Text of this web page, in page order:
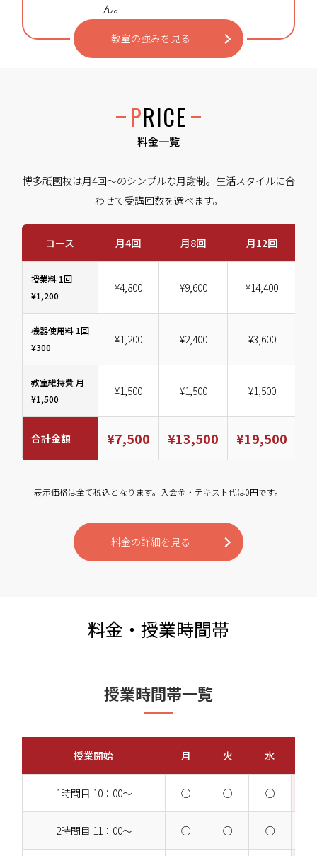
ん。
教室の強みを見る
PRICE
料金一覧
博多祇園校は月4回〜のシンプルな月謝制。生活スタイルに合
わせて受講回数を選べます。
コース 月4回 月8回 月12回
授業料 1回
¥1,200
¥4,800 ¥9,600 ¥14,400
機器使用料 1回
¥300
¥1,200 ¥2,400 ¥3,600
教室維持費 月
¥1,500
¥1,500 ¥1,500 ¥1,500
合計金額 ¥7,500 ¥13,500 ¥19,500
表示価格は全て税込となります。入会金・テキスト代は0円です。
料金の詳細を見る
料金・授業時間帯
授業時間帯一覧
授業開始 月 火 水
1時間目 10：00～ ○ ○ ○
2時間目 11：00～ ○ ○ ○